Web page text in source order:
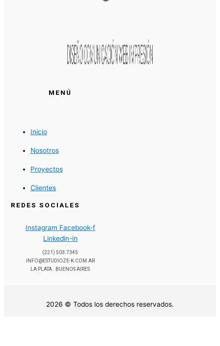
MENÚ
Inicio
Nosotros
Proyectos
Clientes
REDES SOCIALES
Instagram Facebook-f
Linkedin-in
(221) 503.7345
INFO@ESTUDIOZE-K.COM.AR
LA PLATA . BUENOS AIRES
2026 © Todos los derechos reservados.